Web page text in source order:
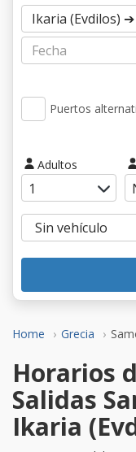
Home Grecia
Puertos
Adultos
Horarios
Salidas
Ikaria